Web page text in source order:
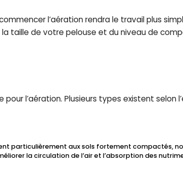
l’aération rendra le travail plus
taille de votre pelouse et du niveau de
pour l’aération. Plusieurs types existent
particulièrement aux sols fortement compactés,
la circulation de l’air et l’absorption des